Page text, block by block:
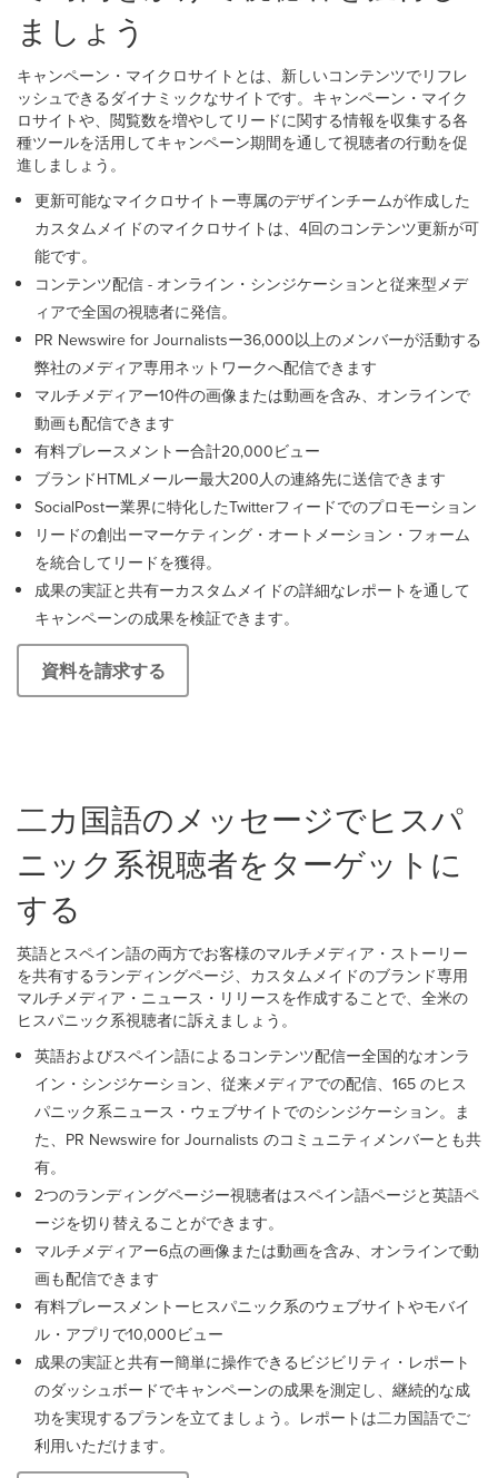
ましょう
キャンペーン・マイクロサイトとは、新しいコンテンツでリフレ
ッシュできるダイナミックなサイトです。キャンペーン・マイク
ロサイトや、閲覧数を増やしてリードに関する情報を収集する各
種ツールを活用してキャンペーン期間を通して視聴者の行動を促
進しましょう。
更新可能なマイクロサイトー専属のデザインチームが作成した
カスタムメイドのマイクロサイトは、4回のコンテンツ更新が可
能です。
コンテンツ配信 - オンライン・シンジケーションと従来型メデ
ィアで全国の視聴者に発信。
PR Newswire for Journalistsー36,000以上のメンバーが活動する
弊社のメディア専用ネットワークへ配信できます
マルチメディアー10件の画像または動画を含み、オンラインで
動画も配信できます
有料プレースメントー合計20,000ビュー
ブランドHTMLメールー最大200人の連絡先に送信できます
SocialPostー業界に特化したTwitterフィードでのプロモーション
リードの創出ーマーケティング・オートメーション・フォーム
を統合してリードを獲得。
成果の実証と共有ーカスタムメイドの詳細なレポートを通して
キャンペーンの成果を検証できます。
資料を請求する
二カ国語のメッセージでヒスパ
ニック系視聴者をターゲットに
する
英語とスペイン語の両方でお客様のマルチメディア・ストーリー
を共有するランディングページ、カスタムメイドのブランド専用
マルチメディア・ニュース・リリースを作成することで、全米の
ヒスパニック系視聴者に訴えましょう。
英語およびスペイン語によるコンテンツ配信ー全国的なオンラ
イン・シンジケーション、従来メディアでの配信、165 のヒス
パニック系ニュース・ウェブサイトでのシンジケーション。ま
た、PR Newswire for Journalists のコミュニティメンバーとも共
有。
2つのランディングページー視聴者はスペイン語ページと英語ペ
ージを切り替えることができます。
マルチメディアー6点の画像または動画を含み、オンラインで動
画も配信できます
有料プレースメントーヒスパニック系のウェブサイトやモバイ
ル・アプリで10,000ビュー
成果の実証と共有ー簡単に操作できるビジビリティ・レポート
のダッシュボードでキャンペーンの成果を測定し、継続的な成
功を実現するプランを立てましょう。レポートは二カ国語でご
利用いただけます。